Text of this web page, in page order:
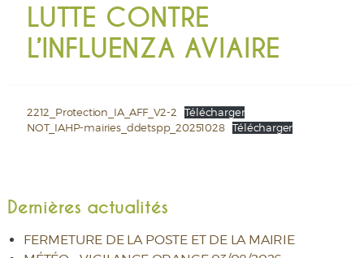
LUTTE CONTRE
L’INFLUENZA AVIAIRE
2212_Protection_IA_AFF_V2-2
Télécharger
NOT_IAHP-mairies_ddetspp_20251028
Télécharger
Dernières actualités
FERMETURE DE LA POSTE ET DE LA MAIRIE